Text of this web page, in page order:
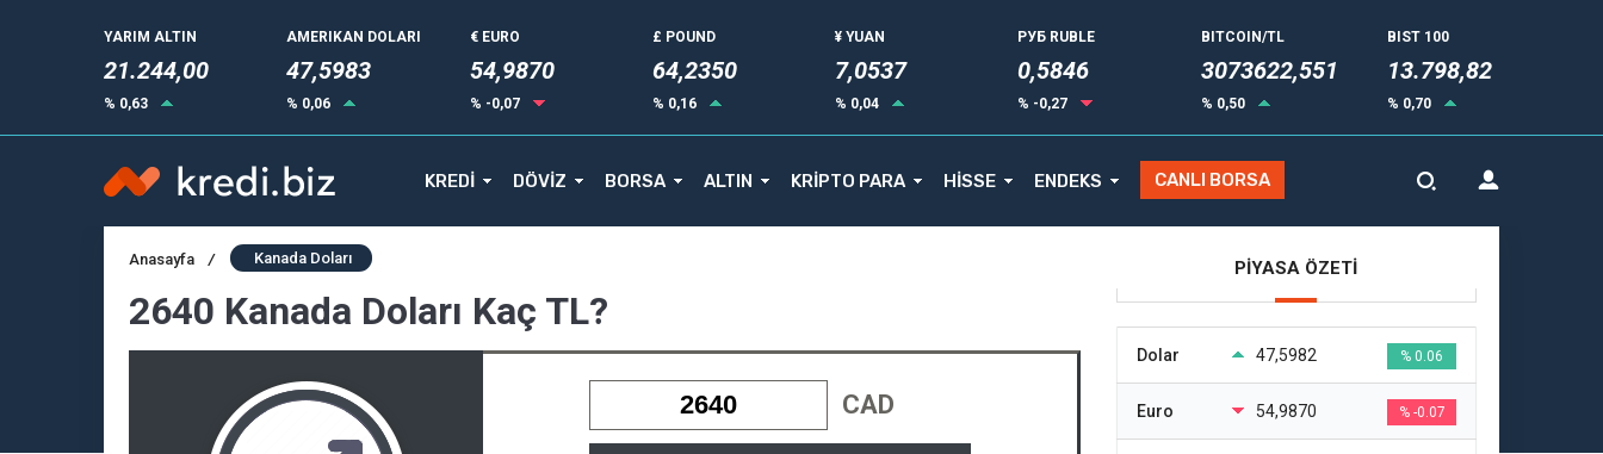
YARIM ALTIN
21.244,00
% 0,63
AMERIKAN DOLARI
47,5983
% 0,06
€ EURO
54,9872
% -0,07
£ POUND
64,2350
% 0,16
¥ YUAN
7,0537
% 0,04
РУБ RUBLE
0,5853
% -0,27
BITCOIN/TL
3073622,551
% 0,50
BIST 100
13.798,82
% 0,70
KREDİ DÖVİZ BORSA ALTIN KRİPTO PARA HİSSE ENDEKS CANLI BORSA
Anasayfa / Kanada Doları
2640 Kanada Doları Kaç TL?
CAD
PİYASA ÖZETİ
Dolar 47,5982 % 0.06
Euro 54,9870 % -0.07